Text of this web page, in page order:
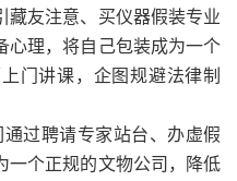
藏友注意、买仪器假装专业
心理，将自己包装成为一个
门讲课，企图规避法律制
过聘请专家站台、办虚假
一个正规的文物公司，降低